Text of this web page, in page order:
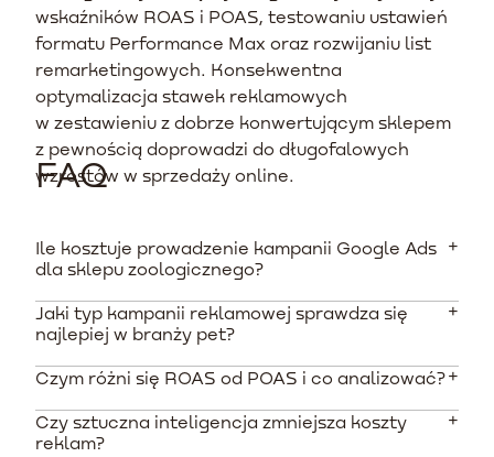
wskaźników ROAS i POAS, testowaniu ustawień
formatu Performance Max oraz rozwijaniu list
remarketingowych. Konsekwentna
optymalizacja stawek reklamowych
w zestawieniu z dobrze konwertującym sklepem
z pewnością doprowadzi do długofalowych
wzrostów w sprzedaży online.
FAQ
Ile kosztuje prowadzenie kampanii Google Ads
dla sklepu zoologicznego?
Koszty dzielą się na budżet mediowy (minimum 2000 zł
rynku zaczyna się od około 1000 - 1900 zł netto
(10-15% budżetu). Stawki za pojedyncze kliknięcia
zależą od frazy i wahają się od kilkunastu groszy do
Jaki typ kampanii reklamowej sprawdza się
najlepiej w branży pet?
Kampanie produktowe (Google Shopping) oraz format
Performance Max generują dla sklepów zoologicznych
nawet 70-80% płatnego ruchu z wyszukiwarki. Klient
Czym różni się ROAS od POAS i co analizować?
Wskaźnik ROAS określa sam przychód wygenerowany z
Czy sztuczna inteligencja zmniejsza koszty
reklam?